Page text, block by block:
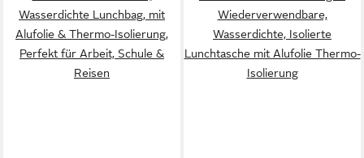
Wasserdichte Lunchbag, mit
Alufolie & Thermo-Isolierung,
Perfekt für Arbeit, Schule &
Reisen
Wiederverwendbare,
Wasserdichte, Isolierte
Lunchtasche mit Alufolie Thermo-
Isolierung